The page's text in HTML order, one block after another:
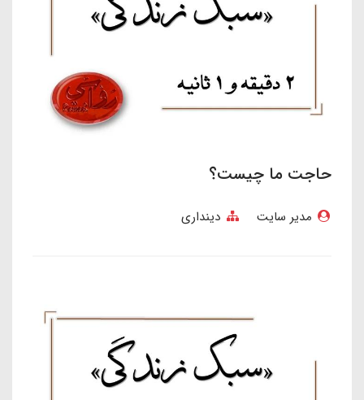
حاجت ما چیست؟
مدیر سایت دینداری